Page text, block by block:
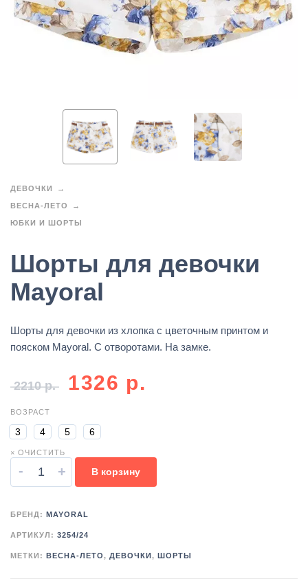
ДЕВОЧКИ
ВЕСНА-ЛЕТО
ЮБКИ И ШОРТЫ
Шорты для девочки
Mayoral
Шорты для девочки из хлопка с цветочным принтом и
пояском Mayoral. С отворотами. На замке.
2210р. 1326 р.
ВОЗРАСТ
3 4 5 6
× ОЧИСТИТЬ
- + В корзину
БРЕНД: MAYORAL
АРТИКУЛ: 3254/24
МЕТКИ: ВЕСНА-ЛЕТО, ДЕВОЧКИ , ШОРТЫ